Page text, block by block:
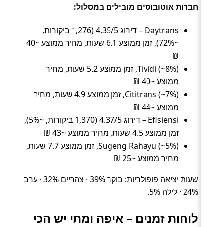
חברות אוטובוסים מובילים במסלול:
Daytrans – דירוג 4.35/5 (1,276 ביקורות,
~72%), זמן ממוצע 6.1 שעות, מחיר ממוצע ~40
₪
Tividi (~8%), זמן ממוצע 5.2 שעות, מחיר
ממוצע ~40 ₪
Cititrans (~7%), זמן ממוצע 4.9 שעות, מחיר
ממוצע ~44 ₪
Efisiensi – דירוג 4.37/5 (1,370 ביקורות, ~5%),
זמן ממוצע 4.5 שעות, מחיר ממוצע ~43 ₪
Sugeng Rahayu (~5%), זמן ממוצע 7.7 שעות,
מחיר ממוצע ~25 ₪
שעות יציאה פופולריות: בוקר 39% · צהריים 32% · ערב
24% · לילה 5%.
לוחות זמנים – איפה ומתי יש הכי